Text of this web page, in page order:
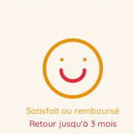
Satisfait ou remboursé
Retour jusqu'à 3 mois